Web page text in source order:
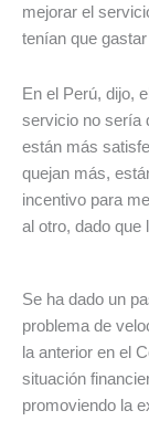
mejorar el
tenían que
En el Perú, dijo,
servicio no sería
están más
quejan más,
incentivo para
al otro, dado que
Se ha dado un
problema de
la anterior en el
situación
promoviendo la